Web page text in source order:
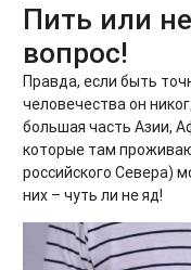
Пить или
вопрос!
Правда, если быть
человечества он
большая часть Азии,
которые там
российского Севера)
них – чуть ли не яд!